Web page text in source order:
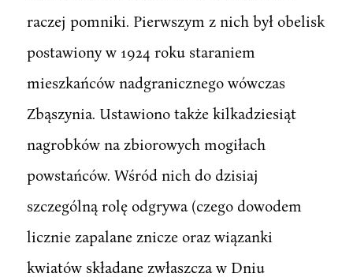
raczej pomniki. Pierwszym z nich był obelisk
postawiony w 1924 roku staraniem
mieszkańców nadgranicznego wówczas
Zbąszynia. Ustawiono także kilkadziesiąt
nagrobków na zbiorowych mogiłach
powstańców. Wśród nich do dzisiaj
szczególną rolę odgrywa (czego dowodem
licznie zapalane znicze oraz wiązanki
kwiatów składane zwłaszcza w Dniu